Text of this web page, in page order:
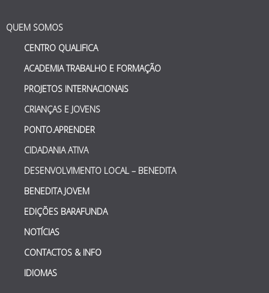
QUEM SOMOS
CENTRO QUALIFICA
ACADEMIA TRABALHO E FORMAÇÃO
PROJETOS INTERNACIONAIS
CRIANÇAS E JOVENS
PONTO.APRENDER
CIDADANIA ATIVA
DESENVOLVIMENTO LOCAL – BENEDITA
BENEDITA JOVEM
EDIÇÕES BARAFUNDA
NOTÍCIAS
CONTACTOS & INFO
IDIOMAS